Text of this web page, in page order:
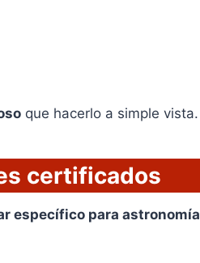
que hacerlo a simple vista.
certificados
específico para astronomía